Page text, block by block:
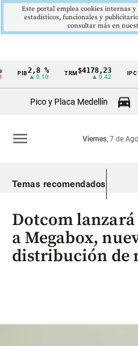
Cintillo
Colombia
PIB2,8 %
▲ 0.10
TRM$4178,23
▲ 0.42
Pico y Placa Medellín
Viernes, 7 de
menu
Temas recomendados
Dotcom
a Megabox,
distribución de
Este portal emplea cookies internas
estadísticos, funcionales y
consultar más en